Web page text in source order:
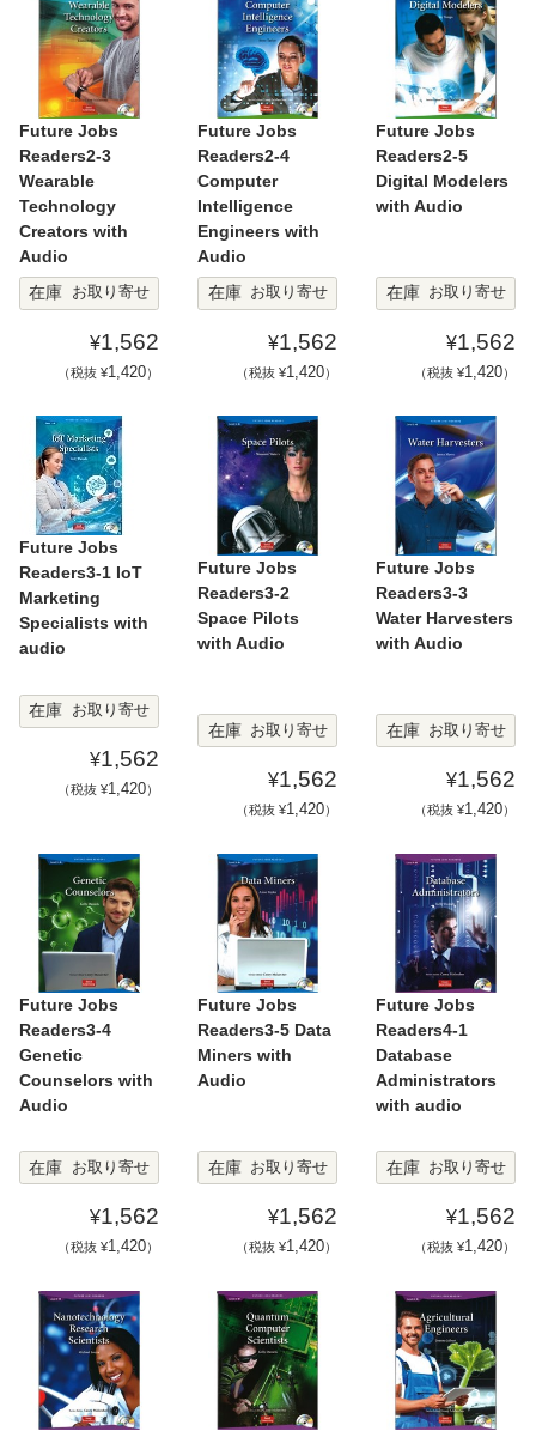
Future Jobs
Readers2-3
Wearable
Technology
Creators with
Audio
在庫
お取り寄せ
¥1,562
（税抜 ¥1,420）
Future Jobs
Readers2-4
Computer
Intelligence
Engineers with
Audio
在庫
お取り寄せ
¥1,562
（税抜 ¥1,420）
Future Jobs
Readers2-5
Digital Modelers
with Audio
在庫 お取り寄せ
¥1,562
（税抜 ¥1,420）
Future Jobs
Readers3-1 IoT
Marketing
Specialists with
audio
在庫 お取り寄せ
¥1,562
（税抜 ¥1,420）
Future Jobs
Readers3-2
Space Pilots
with Audio
在庫 お取り寄せ
¥1,562
（税抜 ¥1,420）
Future Jobs
Readers3-3
Water Harvesters
with Audio
在庫 お取り寄せ
¥1,562
（税抜 ¥1,420）
Future Jobs
Readers3-4
Genetic
Counselors with
Audio
在庫 お取り寄せ
¥1,562
（税抜 ¥1,420）
Future Jobs
Readers3-5 Data
Miners with
Audio
在庫 お取り寄せ
¥1,562
（税抜 ¥1,420）
Future Jobs
Readers4-1
Database
Administrators
with audio
在庫 お取り寄せ
¥1,562
（税抜 ¥1,420）